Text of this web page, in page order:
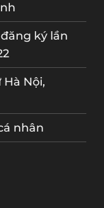
đăng ký lần
Nội,
nhân